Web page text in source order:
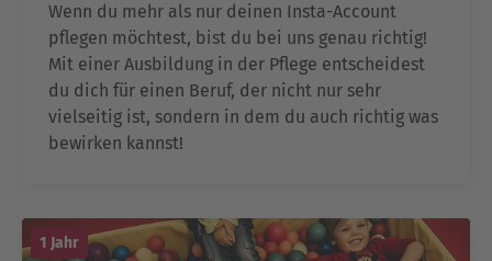
Wenn du mehr als nur deinen Insta-Account
pflegen möchtest, bist du bei uns genau richtig!
Mit einer Ausbildung in der Pflege entscheidest
du dich für einen Beruf, der nicht nur sehr
vielseitig ist, sondern in dem du auch richtig was
bewirken kannst!
1 Jahr